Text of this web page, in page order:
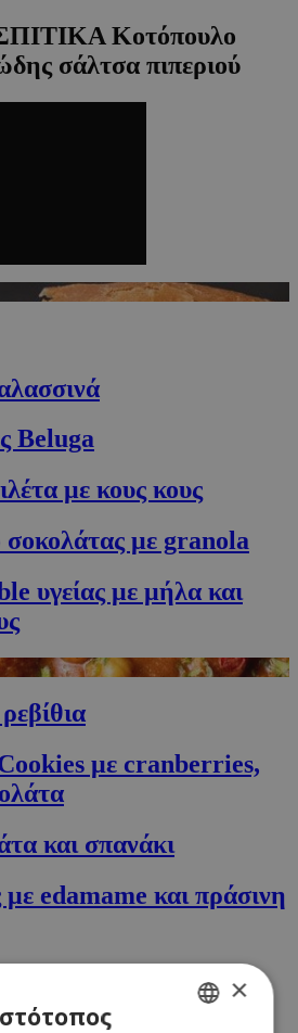
Κοτόπουλο
σάλτσα πιπεριού
Beluga
με κους κους
με granola
υγείας με μήλα και
με cranberries,
και σπανάκι
με edamame και πράσινη
αβοκάντο και τυρί×